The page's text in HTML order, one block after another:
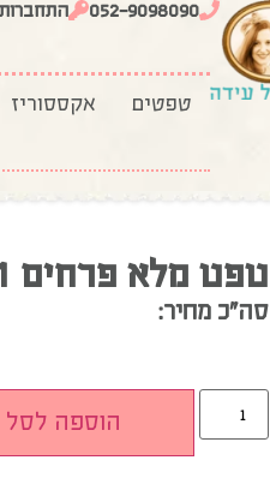
052-9098090 התחברות
טפטים אקססוריז
טפט מלא פרחים 1
סה”כ מחיר:
הוספה לסל